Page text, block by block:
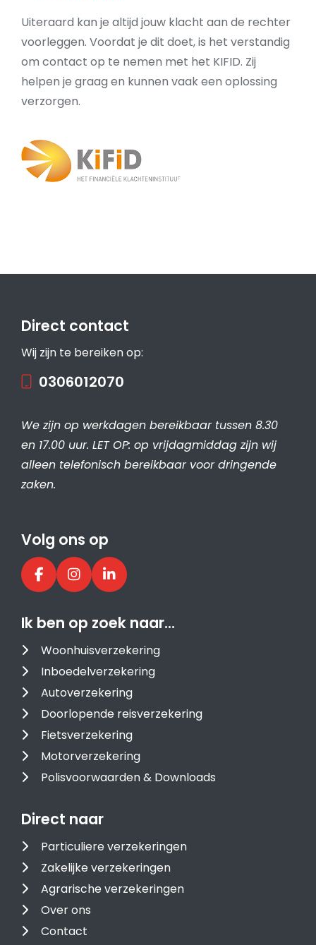
Uiteraard kan je altijd jouw klacht aan de rechter
voorleggen. Voordat je dit doet, is het verstandig
om contact op te nemen met het KIFID. Zij
helpen je graag en kunnen vaak een oplossing
verzorgen.
Direct contact
Wij zijn te bereiken op:
0306012070
We zijn op werkdagen bereikbaar tussen 8.30
en 17.00 uur. LET OP: op vrijdagmiddag zijn wij
alleen telefonisch bereikbaar voor dringende
zaken.
Volg ons op
Ik ben op zoek naar…
Woonhuisverzekering
Inboedelverzekering
Autoverzekering
Doorlopende reisverzekering
Fietsverzekering
Motorverzekering
Polisvoorwaarden & Downloads
Direct naar
Particuliere verzekeringen
Zakelijke verzekeringen
Agrarische verzekeringen
Over ons
Contact